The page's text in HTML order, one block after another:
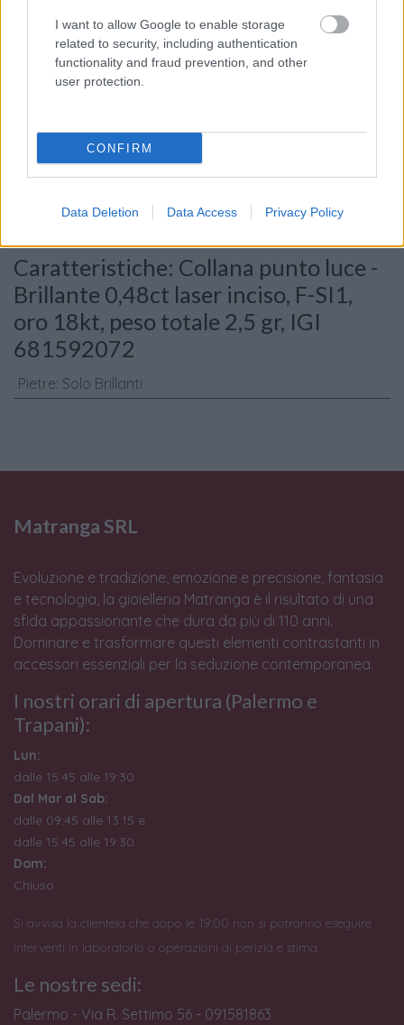
I want to allow Google to enable storage
related to security, including authentication
functionality and fraud prevention, and other
user protection.
CONFIRM
Data Deletion Data Access Privacy Policy
trattamento dati
Caratteristiche: Collana punto luce -
Brillante 0,48ct laser inciso, F-SI1,
oro 18kt, peso totale 2,5 gr, IGI
681592072
Pietre: Solo Brillanti
Matranga SRL
Evoluzione e tradizione, emozione e precisione, fantasia
e tecnologia, la gioielleria Matranga è il risultato di una
sfida appassionante che dura da più di 110 anni.
Dominare e trasformare questi elementi contrastanti in
accessori essenziali per la seduzione contemporanea.
I nostri orari di apertura (Palermo e
Trapani):
Lun:
dalle 15:45 alle 19:30
Dal Mar al Sab:
dalle 09:45 alle 13:15 e
dalle 15:45 alle 19:30
Dom:
Chiuso
Si avvisa la clientela che dopo le 19:00 non si potranno eseguire
interventi in laboratorio o operazioni di perizia e stima.
Le nostre sedi:
Palermo - Via R. Settimo 56 - 091581863